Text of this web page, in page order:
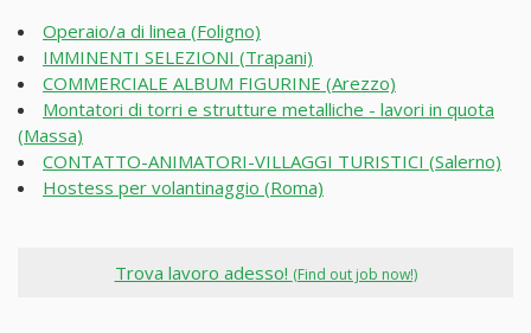
Operaio/a di linea (Foligno)
IMMINENTI SELEZIONI (Trapani)
COMMERCIALE ALBUM FIGURINE (Arezzo)
Montatori di torri e strutture metalliche - lavori in quota
(Massa)
CONTATTO-ANIMATORI-VILLAGGI TURISTICI (Salerno)
Hostess per volantinaggio (Roma)
Trova lavoro adesso! (Find out job now!)